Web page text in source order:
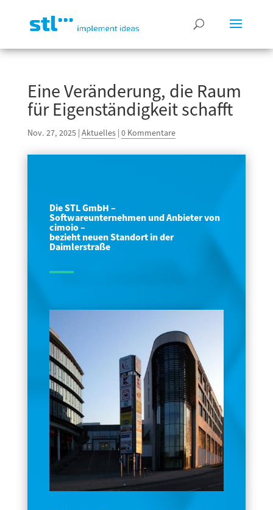
Eine Veränderung, die Raum
für Eigenständigkeit schafft
Nov. 27, 2025| Aktuelles| 0 Kommentare
Die STL GmbH –
Softwareunternehmen und Anbieter von
cimoio –
bezieht neuen Standort in der
Daimlerstraße